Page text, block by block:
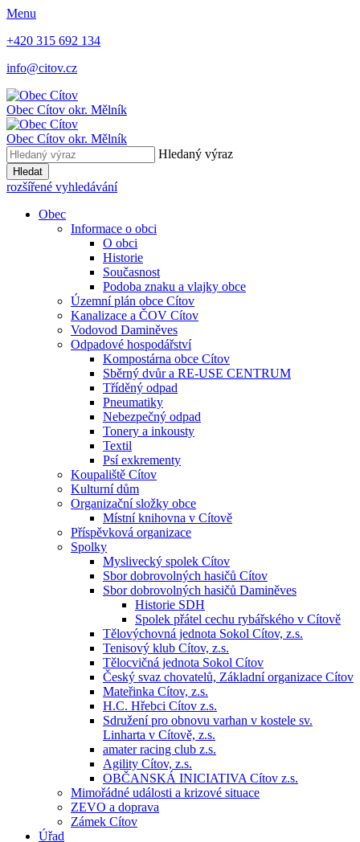
Menu
+420 315 692 134
info@citov.cz
Obec Cítov okr. Mělník
Obec Cítov okr. Mělník
Hledaný výraz
Hledat
rozšířené vyhledávání
Obec
Informace o obci
O obci
Historie
Současnost
Podoba znaku a vlajky obce
Územní plán obce Cítov
Kanalizace a ČOV Cítov
Vodovod Daminěves
Odpadové hospodářství
Kompostárna obce Cítov
Sběrný dvůr a RE-USE CENTRUM
Tříděný odpad
Pneumatiky
Nebezpečný odpad
Tonery a inkousty
Textil
Psí exkrementy
Koupaliště Cítov
Kulturní dům
Organizační složky obce
Místní knihovna v Cítově
Příspěvková organizace
Spolky
Myslivecký spolek Cítov
Sbor dobrovolných hasičů Cítov
Sbor dobrovolných hasičů Daminěves
Historie SDH
Spolek přátel cechu rybářského v Cítově
Tělovýchovná jednota Sokol Cítov, z.s.
Tenisový klub Cítov, z.s.
Tělocvičná jednota Sokol Cítov
Český svaz chovatelů, Základní organizace Cítov
Mateřinka Cítov, z.s.
H.C. Hřebci Cítov z.s.
Sdružení pro obnovu varhan v kostele sv.
Linharta v Cítově, z.s.
amater racing club z.s.
Agility Cítov, z.s.
OBČANSKÁ INICIATIVA Cítov z.s.
Mimořádné události a krizové situace
ZEVO a doprava
Zámek Cítov
Úřad